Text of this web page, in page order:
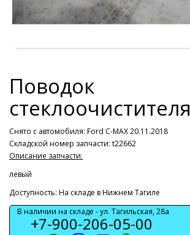
Поводок
стеклоочистителя
Снято с автомобиля: Ford C-MAX 20.11.2018
Складской номер запчасти: t22662
Описание запчасти:
левый
Доступность: На складе в Нижнем Тагиле
В наличии на складе -ул. Тагильская, 28а
+7-900-206-05-00